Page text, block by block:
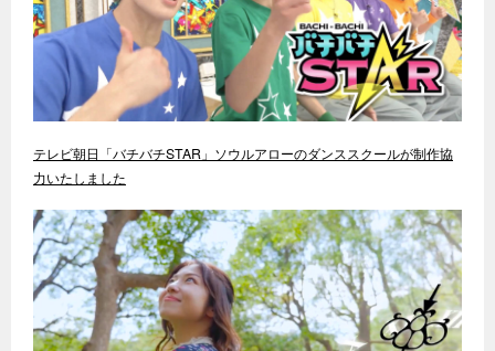
テレビ朝日「バチバチSTAR」ソウルアローのダンススクールが制作協
力いたしました